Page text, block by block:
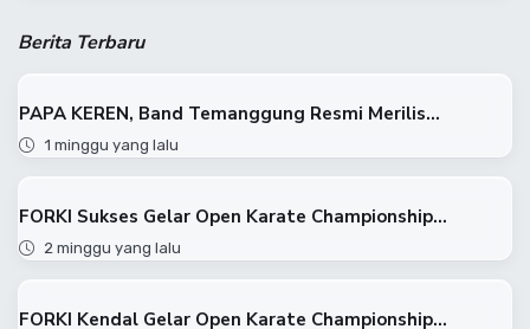
Berita Terbaru
PAPA KEREN, Band Temanggung Resmi Merilis...
1 minggu yang lalu
FORKI Sukses Gelar Open Karate Championship...
2 minggu yang lalu
FORKI Kendal Gelar Open Karate Championship...